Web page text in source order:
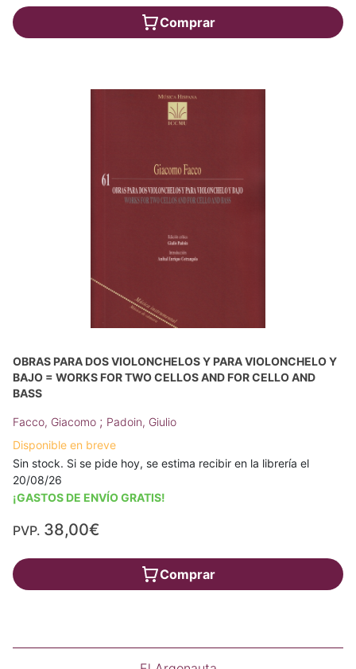
Comprar
OBRAS PARA DOS VIOLONCHELOS Y PARA VIOLONCHELO Y
BAJO = WORKS FOR TWO CELLOS AND FOR CELLO AND
BASS
Facco, Giacomo ; Padoin, Giulio
Disponible en breve
Sin stock. Si se pide hoy, se estima recibir en la librería el
20/08/26
¡GASTOS DE ENVÍO GRATIS!
PVP. 38,00€
Comprar